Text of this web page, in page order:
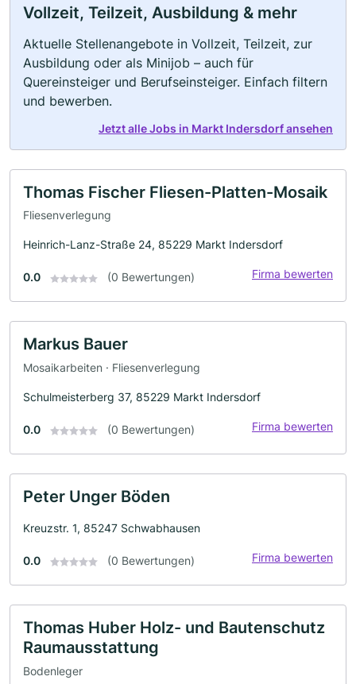
Vollzeit, Teilzeit, Ausbildung & mehr
Aktuelle Stellenangebote in Vollzeit, Teilzeit, zur
Ausbildung oder als Minijob – auch für
Quereinsteiger und Berufseinsteiger. Einfach filtern
und bewerben.
Jetzt alle Jobs in Markt Indersdorf ansehen
Thomas Fischer Fliesen-Platten-Mosaik
Fliesenverlegung
Heinrich-Lanz-Straße 24, 85229 Markt Indersdorf
0.0 (0 Bewertungen) Firma bewerten
Markus Bauer
Mosaikarbeiten · Fliesenverlegung
Schulmeisterberg 37, 85229 Markt Indersdorf
0.0 (0 Bewertungen) Firma bewerten
Peter Unger Böden
Kreuzstr. 1, 85247 Schwabhausen
0.0 (0 Bewertungen) Firma bewerten
Thomas Huber Holz- und Bautenschutz
Raumausstattung
Bodenleger